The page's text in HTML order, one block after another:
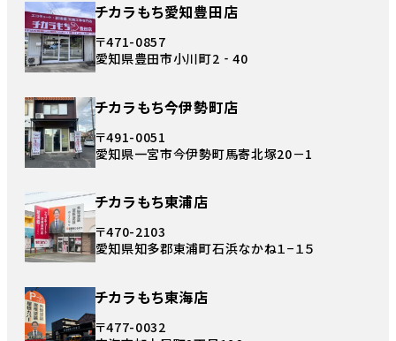
チカラもち愛知豊田店
〒471-0857
愛知県豊田市小川町2‐40
チカラもち今伊勢町店
〒491-0051
愛知県一宮市今伊勢町馬寄北塚20－1
チカラもち東浦店
〒470-2103
愛知県知多郡東浦町石浜なかね１−１５
チカラもち東海店
〒477-0032